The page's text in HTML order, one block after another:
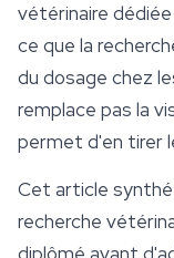
vétérinaire
ce que la
du dosage chez
remplace pas la
permet d'en tirer
Cet article
recherche